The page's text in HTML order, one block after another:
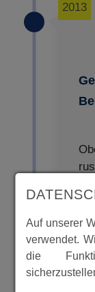
2013
Auf unserer
verwendet.
die